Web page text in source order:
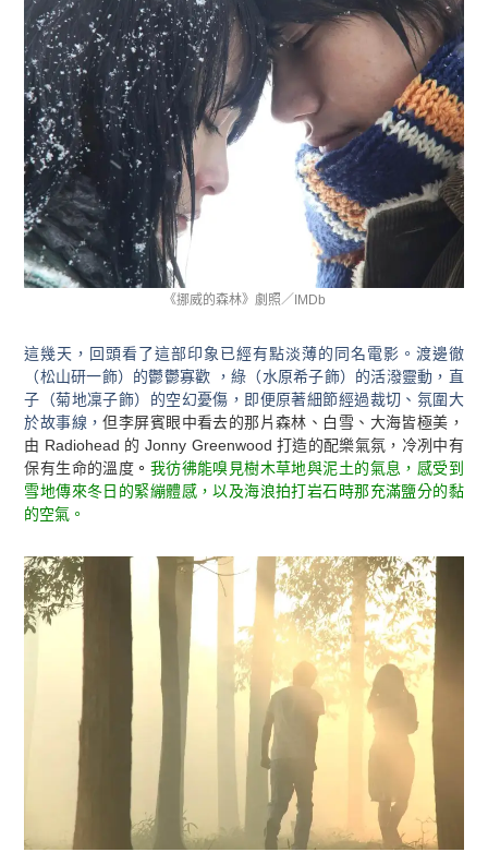
《挪威的森林》劇照／IMDb
這幾天，回頭看了這部印象已經有點淡薄的同名電影。渡邊徹
（松山研一飾）的鬱鬱寡歡 ，綠（水原希子飾）的活潑靈動，直
子（菊地凜子飾）的空幻憂傷，即便原著細節經過裁切、氛圍大
於故事線，但李屏賓眼中看去的那片森林、白雪、大海皆極美，
由 Radiohead 的 Jonny Greenwood 打造的配樂氣氛，冷冽中有
保有生命的溫度 。 我彷彿能嗅見樹木草地與泥土的氣息，感受到
雪地傳來冬日的緊繃體感，以及海浪拍打岩石時那充滿鹽分的黏
的空氣。